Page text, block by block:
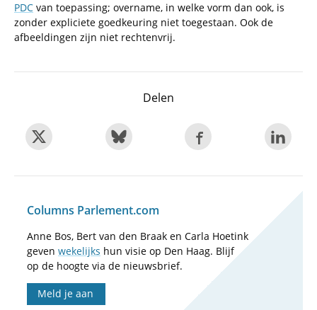
PDC van toepassing; overname, in welke vorm dan ook, is
zonder expliciete goedkeuring niet toegestaan. Ook de
afbeeldingen zijn niet rechtenvrij.
Delen
Columns Parlement.com
Anne Bos, Bert van den Braak en Carla Hoetink
geven wekelijks hun visie op Den Haag. Blijf
op de hoogte via de nieuwsbrief.
Meld je aan